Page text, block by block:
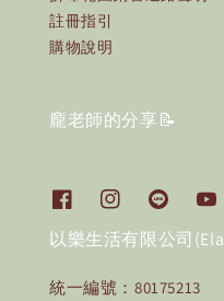
註冊指引
購物說明
龐老師的分享📝
以樂生活有限公司
統一編號：80175213